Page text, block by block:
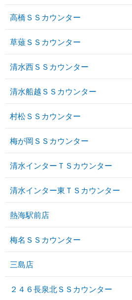
高橋ＳＳカウンター
草薙ＳＳカウンター
清水西ＳＳカウンター
清水船越ＳＳカウンター
村松ＳＳカウンター
梅が岡ＳＳカウンター
清水インターＴＳカウンター
清水インター東ＴＳカウンター
熱海駅前店
梅名ＳＳカウンター
三島店
２４６長泉北ＳＳカウンター